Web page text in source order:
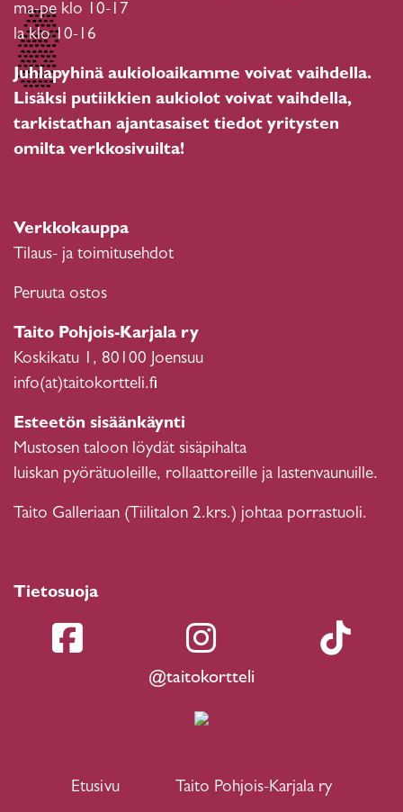
ma-pe klo 10-17
la klo 10-16
Juhlapyhinä aukioloaikamme voivat vaihdella.
Lisäksi putiikkien aukiolot voivat vaihdella,
tarkistathan ajantasaiset tiedot yritysten
omilta verkkosivuilta!
Verkkokauppa
Tilaus- ja toimitusehdot
Peruuta ostos
Taito Pohjois-Karjala ry
Koskikatu 1, 80100 Joensuu
info(at)taitokortteli.fi
Esteetön sisäänkäynti
Mustosen taloon löydät sisäpihalta
luiskan pyörätuoleille, rollaattoreille ja lastenvaunuille.
Taito Galleriaan (Tiilitalon 2.krs.) johtaa porrastuoli.
Tietosuoja
@taitokortteli
Etusivu Taito Pohjois-Karjala ry